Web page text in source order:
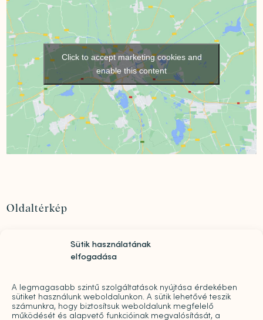
Sütik használatának
elfogadása
A legmagasabb szintű szolgáltatások nyújtása érdekében
sütiket használunk weboldalunkon. A sütik lehetővé teszik
számunkra, hogy biztosítsuk weboldalunk megfelelő
működését és alapvető funkcióinak megvalósítását, a
Click to accept marketing cookies and
enable this content
Oldaltérkép
Szolgáltatások
díjazására
Sajtó